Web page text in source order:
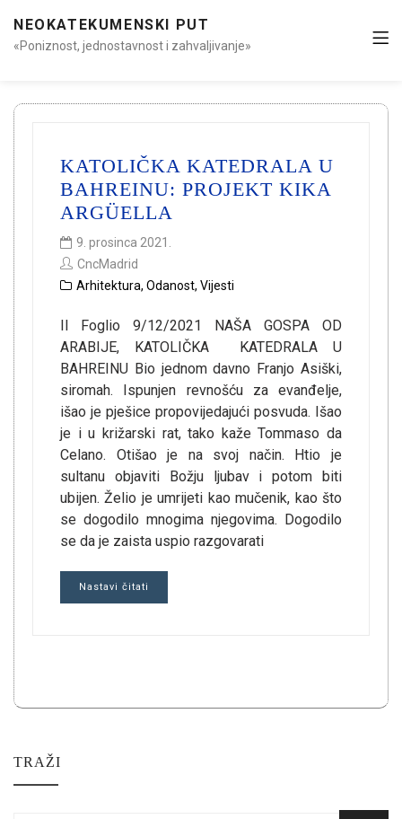
NEOKATEKUMENSKI PUT
«Poniznost, jednostavnost i zahvaljivanje»
KATOLIČKA KATEDRALA U
BAHREINU: PROJEKT KIKA
ARGÜELLA
9. prosinca 2021.
CncMadrid
Arhitektura, Odanost, Vijesti
Il Foglio 9/12/2021 NAŠA GOSPA OD
ARABIJE, KATOLIČKA KATEDRALA U
BAHREINU Bio jednom davno Franjo Asiški,
siromah. Ispunjen revnošću za evanđelje,
išao je pješice propovijedajući posvuda. Išao
je i u križarski rat, tako kaže Tommaso da
Celano. Otišao je na svoj način. Htio je
sultanu objaviti Božju ljubav i potom biti
ubijen. Želio je umrijeti kao mučenik, kao što
se dogodilo mnogima njegovima. Dogodilo
se da je zaista uspio razgovarati
Nastavi čitati
TRAŽI